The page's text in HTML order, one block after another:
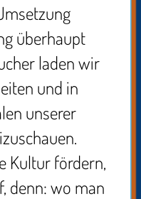
überhaupt
laden wir
und in
unserer
Kultur fördern,
denn: wo man